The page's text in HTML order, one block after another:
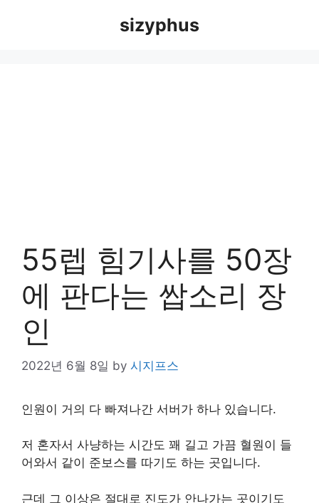
sizyphus
55렙 힘기사를 50장
에 판다는 쌉소리 장
인
2022년 6월 8일 by 시지프스
인원이 거의 다 빠져나간 서버가 하나 있습니다.
저 혼자서 사냥하는 시간도 꽤 길고 가끔 혈원이 들
어와서 같이 준보스를 따기도 하는 곳입니다.
근데 그 이상은 절대로 진도가 안나가는 곳이기도